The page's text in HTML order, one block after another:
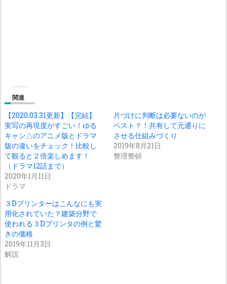
関連
【2020.03.31更新】【完結】
実写の再現度がすごい！ゆる
キャン△のアニメ版とドラマ
版の違いをチェック！比較し
て観ると２倍楽しめます！
（ドラマ12話まで）
2020年1月11日
ドラマ
片づけに判断は必要ないのが
ベスト？！共有して元通りに
させる仕組みづくり
2019年8月21日
整理整頓
３Dプリンターはこんなにも実
用化されていた？建築分野で
使われる３Dプリンタの例と驚
きの価格
2019年11月3日
解説